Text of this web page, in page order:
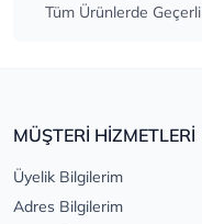
Tüm Ürünlerde Geçerli
MÜŞTERİ HİZMETLERİ
Üyelik Bilgilerim
Adres Bilgilerim